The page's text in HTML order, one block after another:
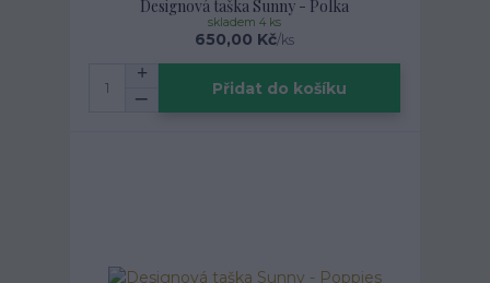
Designová taška Sunny - Polka
650,00 Kč/ks
skladem 4 ks
Přidat do košíku